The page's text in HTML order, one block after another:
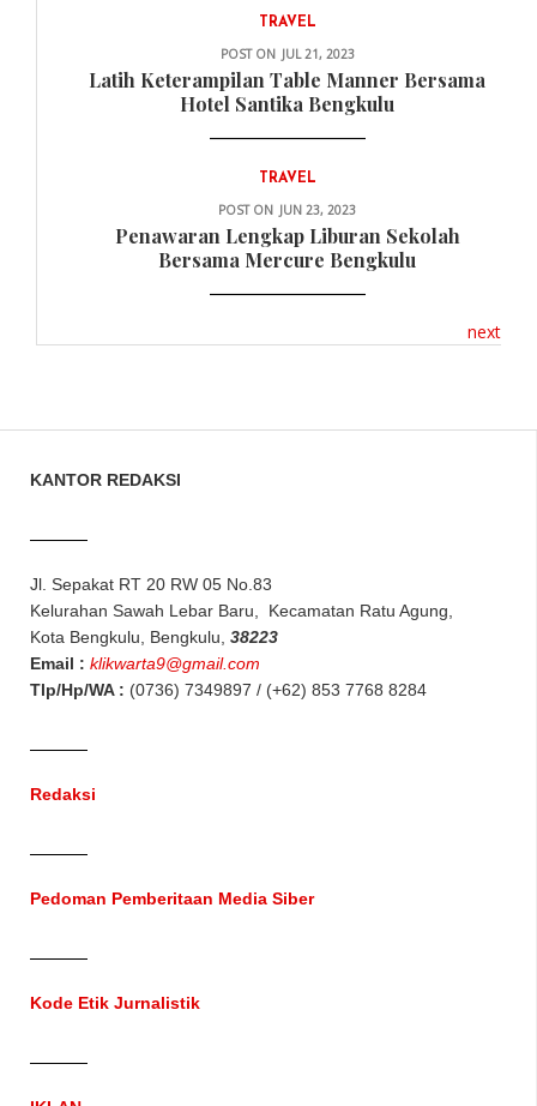
TRAVEL
POST ON JUL 21, 2023
Latih Keterampilan Table Manner Bersama
Hotel Santika Bengkulu
TRAVEL
POST ON JUN 23, 2023
Penawaran Lengkap Liburan Sekolah
Bersama Mercure Bengkulu
next
KANTOR REDAKSI
Jl. Sepakat RT 20 RW 05 No.83
Kelurahan Sawah Lebar Baru, Kecamatan Ratu Agung,
Kota Bengkulu, Bengkulu, 38223
Email : klikwarta9@gmail.com
Tlp/Hp/WA : (0736) 7349897 / (+62) 853 7768 8284
Redaksi
Pedoman Pemberitaan Media Siber
Kode Etik Jurnalistik